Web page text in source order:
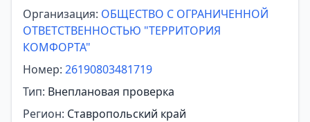
Организация: ОБЩЕСТВО С ОГРАНИЧЕННОЙ
ОТВЕТСТВЕННОСТЬЮ "ТЕРРИТОРИЯ
КОМФОРТА"
Номер: 26190803481719
Тип: Внеплановая проверка
Регион: Ставропольский край